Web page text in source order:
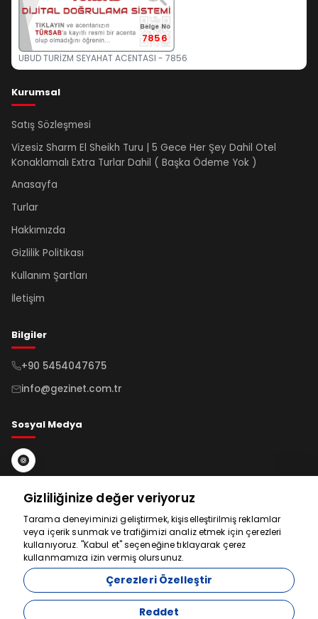
7856
UBUD TURİZM SEYAHAT ACENTASI - 7856
Kurumsal
Satış Sözleşmesi
Vizesiz Sharm El Sheikh Turu | 5 Gece Her Şey Dahil Otel
Konaklamalı Extra Turlar Dahil ( Başka Ödeme Yok )
Anasayfa
Turlar
Hakkımızda
Gizlilik Politikası
Kullanım Şartları
İletişim
Bilgiler
+90 5454047675
info@gezinet.com.tr
Sosyal Medya
Bültene Kayıt Ol
Abone Ol
Gizliliğinize değer veriyoruz
Tarama deneyiminizi geliştirmek, kişiselleştirilmiş reklamlar
veya içerik sunmak ve trafiğimizi analiz etmek için çerezleri
kullanıyoruz. "Kabul et" seçeneğine tıklayarak çerez
kullanmamıza izin vermiş olursunuz.
Çerezleri Özelleştir
Reddet
Yardım için